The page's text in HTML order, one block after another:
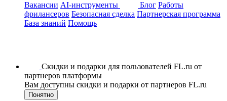
Вакансии AI-инструменты Блог Работы
фрилансеров Безопасная сделка Партнерская программа
База знаний Помощь
Скидки и подарки для пользователей FL.ru от
партнеров платформы
Вам доступны скидки и подарки от партнеров FL.ru
Понятно